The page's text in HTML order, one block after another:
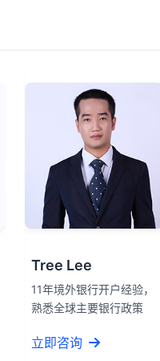
Tree Lee
11年境外银行开户经验，
熟悉全球主要银行政策
立即咨询